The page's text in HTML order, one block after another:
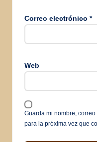
Correo electrónico *
Web
Guarda mi nombre,
para la próxima vez que